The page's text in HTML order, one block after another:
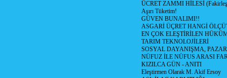
ÜCRET ZAMMI HİLESİ
Aşırı Tüketim!
GÜVEN BUNALIMI!!
ASGARİ ÜÇRET HANGİ
EN ÇOK ELEŞTİRİLEN
TARIM TEKNOLOJİLERİ
SOSYAL DAYANIŞMA,
NÜFUZ İLE NÜFUS ARASI
KIZILCA GÜN - ANITI
Eleştirmen Olarak M. Akif Ersoy